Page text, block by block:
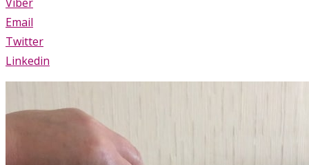
Email
Twitter
Linkedin